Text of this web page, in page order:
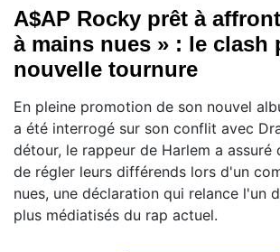
A$AP Rocky prêt à
à mains nues » : le clash
nouvelle tournure
En pleine promotion de son nouvel
a été interrogé sur son conflit avec
détour, le rappeur de Harlem a
de régler leurs différends lors d'un
nues, une déclaration qui relance l'un
plus médiatisés du rap actuel.